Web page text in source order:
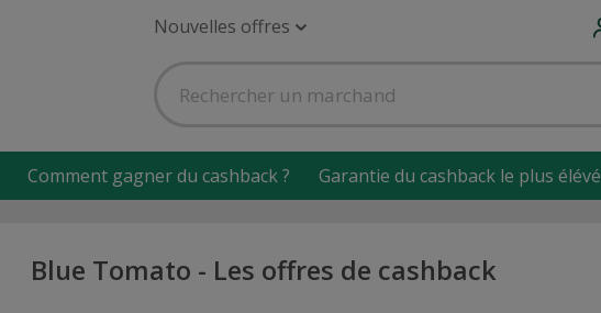
Nouvelles offres
Comment gagner du cashback ? Garantie du cashback le plus élévé
Blue Tomato - Les offres de cashback